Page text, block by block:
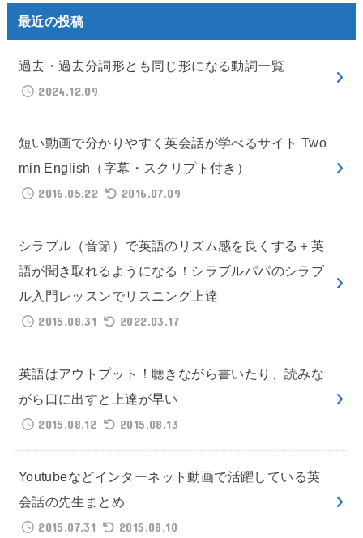
最近の投稿
過去・過去分詞形とも同じ形になる動詞一覧
2024.12.09
短い動画で分かりやすく英会話が学べるサイト Two
min English（字幕・スクリプト付き）
2016.05.22
2016.07.09
シラブル（音節）で英語のリズム感を良くする＋英
語が聞き取れるようになる！シラブルパパのシラブ
ル入門レッスンでリスニング上達
2015.08.31
2022.03.17
英語はアウトプット！聴きながら書いたり、読みな
がら口に出すと上達が早い
2015.08.12
2015.08.13
Youtubeなどインターネット動画で活躍している英
会話の先生まとめ
2015.07.31
2015.08.10